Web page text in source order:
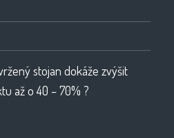
stojan dokáže zvýšit
až o 40 – 70% ?